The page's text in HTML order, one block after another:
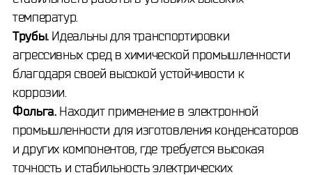
температур.
Трубы.Идеальны для транспортировки
агрессивных сред в химической промышленности
благодаря своей высокой устойчивости к
коррозии.
Фольга.Находит применение в электронной
промышленности для изготовления конденсаторов
и других компонентов, где требуется высокая
точность и стабильность электрических